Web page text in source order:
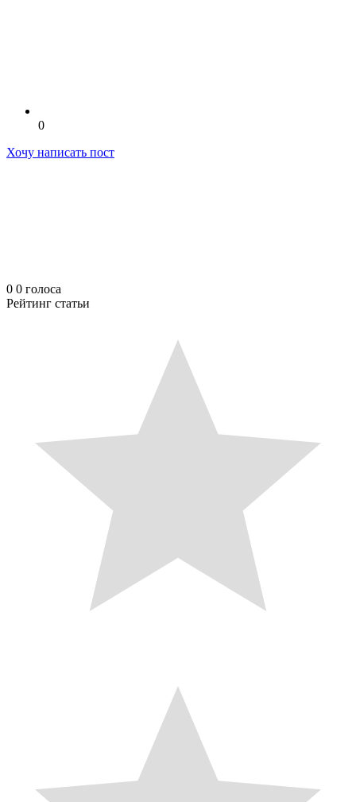
0
Хочу написать пост
0 0 голоса
Рейтинг статьи